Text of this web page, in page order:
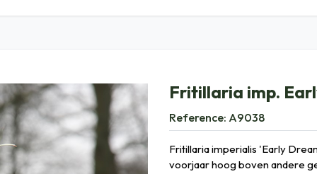
Fritillaria imp.
Reference: A9038
Fritillaria imperialis 'Early
voorjaar hoog boven andere